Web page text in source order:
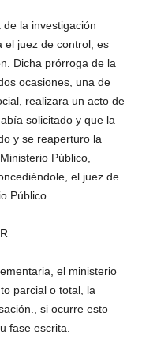
la investigación
el juez de control, es
Dicha prórroga de la
ocasiones, una de
realizara un acto de
solicitado y que la
y se reaperturo la
Público,
el juez de
Público.
el ministerio
parcial o total, la
si ocurre esto
fase escrita.